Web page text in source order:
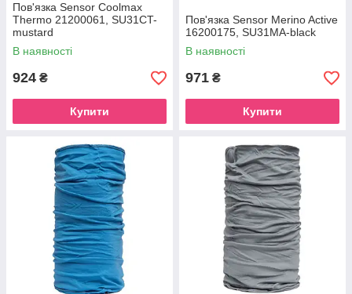
Пов'язка Sensor Coolmax
Thermo 21200061, SU31CT-
mustard
В наявності
924 ₴
Купити
Пов'язка Sensor Merino Active
16200175, SU31MA-black
В наявності
971 ₴
Купити